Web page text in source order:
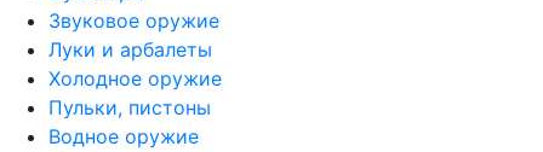
Звуковое оружие
Луки и арбалеты
Холодное оружие
Пульки, пистоны
Водное оружие